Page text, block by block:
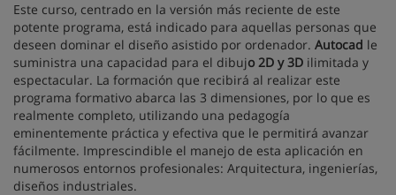
Este curso, centrado en la versión más reciente de este
potente programa, está indicado para aquellas personas que
deseen dominar el diseño asistido por ordenador. Autocad le
suministra una capacidad para el dibujo 2D y 3D ilimitada y
espectacular. La formación que recibirá al realizar este
programa formativo abarca las 3 dimensiones, por lo que es
realmente completo, utilizando una pedagogía
eminentemente práctica y efectiva que le permitirá avanzar
fácilmente. Imprescindible el manejo de esta aplicación en
numerosos entornos profesionales: Arquitectura, ingenierías,
diseños industriales.